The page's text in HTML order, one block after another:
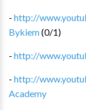
- http://
Bykiem(0/1)
- http://
- http://
Academy